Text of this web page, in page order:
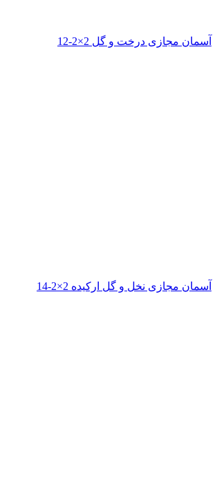
آسمان مجازی درخت و گل 2×2-12
آسمان مجازی نخل و گل ارکیده 2×2-14